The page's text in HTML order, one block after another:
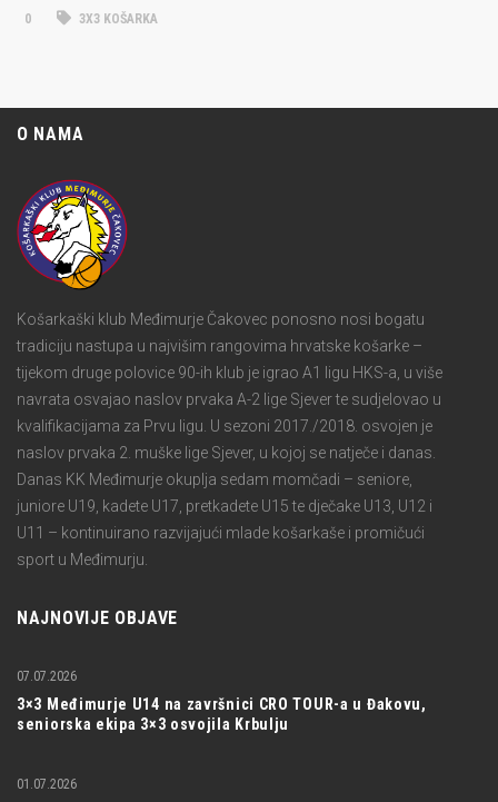
0 3X3 KOŠARKA
O NAMA
Košarkaški klub Međimurje Čakovec ponosno nosi bogatu
tradiciju nastupa u najvišim rangovima hrvatske košarke –
tijekom druge polovice 90-ih klub je igrao A1 ligu HKS-a, u više
navrata osvajao naslov prvaka A-2 lige Sjever te sudjelovao u
kvalifikacijama za Prvu ligu. U sezoni 2017./2018. osvojen je
naslov prvaka 2. muške lige Sjever, u kojoj se natječe i danas.
Danas KK Međimurje okuplja sedam momčadi – seniore,
juniore U19, kadete U17, pretkadete U15 te dječake U13, U12 i
U11 – kontinuirano razvijajući mlade košarkaše i promičući
sport u Međimurju.
NAJNOVIJE OBJAVE
3×3 Međimurje U14 na završnici CRO TOUR-a u Đakovu,
seniorska ekipa 3×3 osvojila Krbulju
07.07.2026
01.07.2026